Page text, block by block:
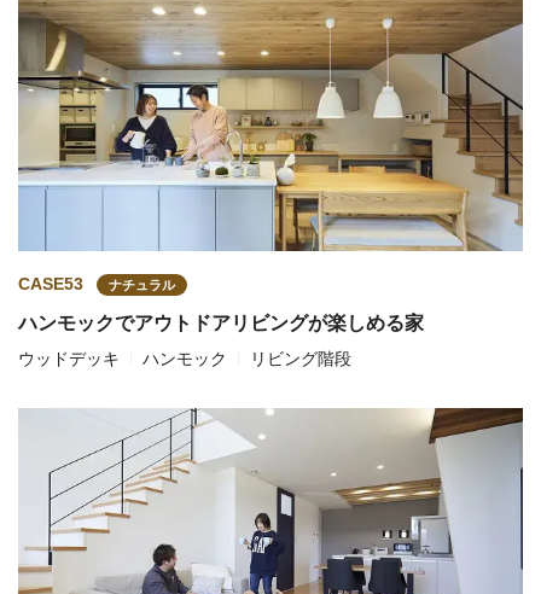
CASE53 ナチュラル
ハンモックでアウトドアリビングが楽しめる家
ウッドデッキ ハンモック リビング階段